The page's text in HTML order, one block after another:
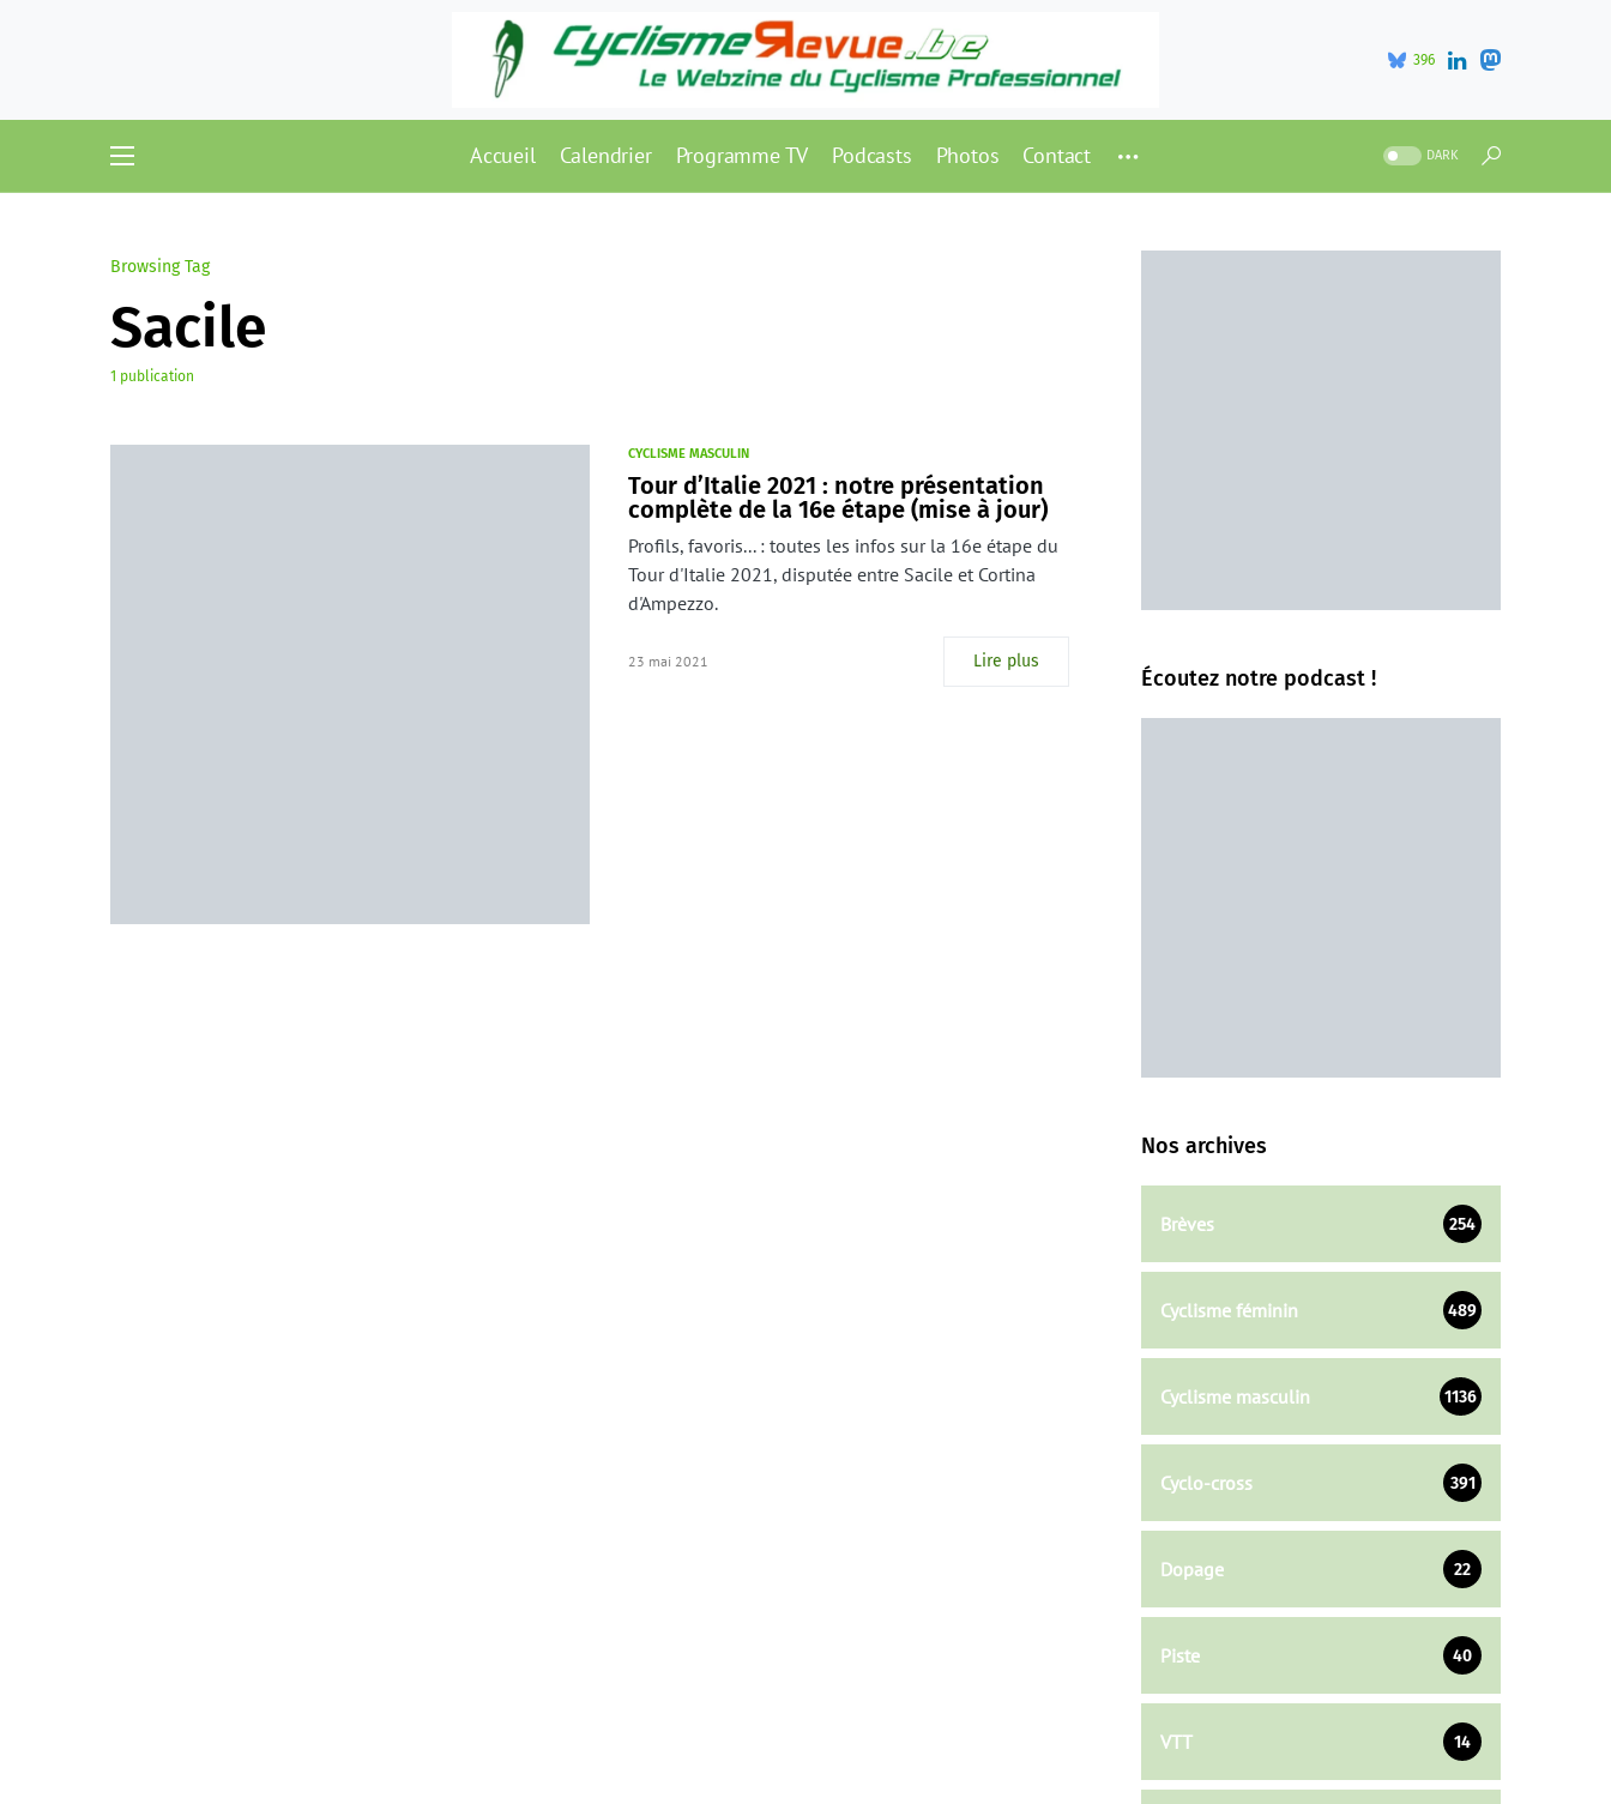
396
Accueil Calendrier Programme TV Podcasts Photos Contact DARK
Browsing Tag
Sacile
1 publication
CYCLISME MASCULIN
Tour d’Italie 2021 : notre présentation
complète de la 16e étape (mise à jour)
Profils, favoris... : toutes les infos sur la 16e étape du
Tour d'Italie 2021, disputée entre Sacile et Cortina
d'Ampezzo.
23 mai 2021 Lire plus
Écoutez notre podcast !
Nos archives
Brèves 254
Cyclisme féminin 489
Cyclisme masculin 1136
Cyclo-cross 391
Dopage 22
Piste 40
VTT 14